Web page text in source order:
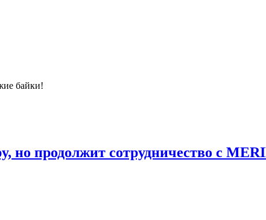
байки!
но продолжит сотрудничество с